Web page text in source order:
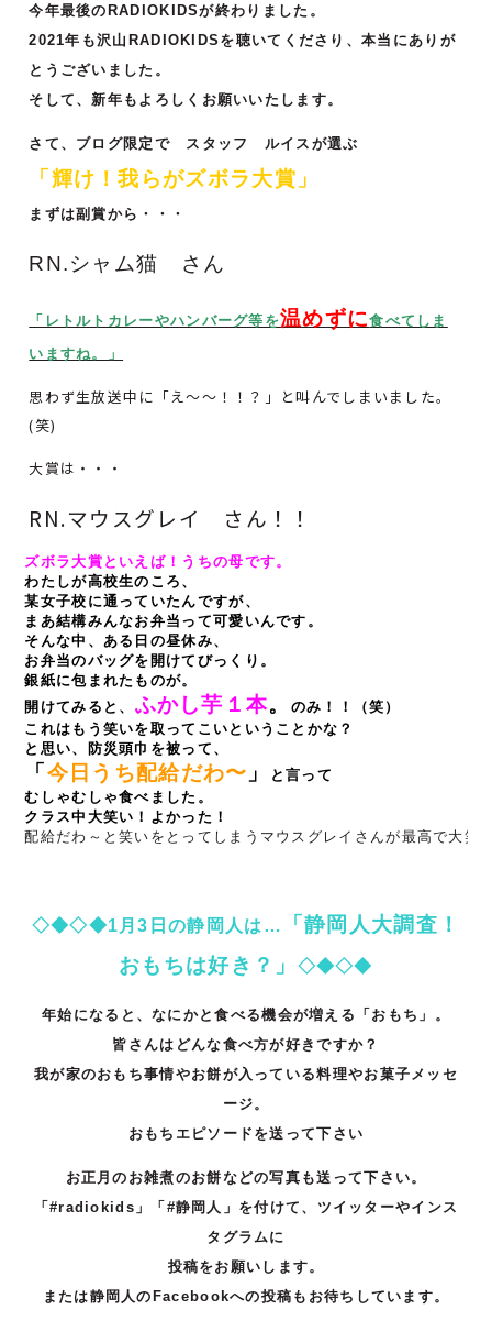
今年最後のRADIOKIDSが終わりました。
2021年も沢山RADIOKIDSを聴いてくださり、本当にありが
とうございました。
そして、新年もよろしくお願いいたします。
さて、ブログ限定で スタッフ ルイスが選ぶ
「輝け！我らがズボラ大賞」
まずは副賞から・・・
RN.シャム猫 さん
「レトルトカレーやハンバーグ等を温めずに食べてしま
いますね。」
思わず生放送中に「え～～！！？」と叫んでしまいました。
(笑)
大賞は・・・
RN.マウスグレイ さん！！
ズボラ大賞といえば！うちの母です。
わたしが高校生のころ、
某女子校に通っていたんですが、
まあ結構みんなお弁当って可愛いんです。
そんな中、ある日の昼休み、
お弁当のバッグを開けてびっくり。
銀紙に包まれたものが。
開けてみると、 ふかし芋１本。
のみ！！（笑）
これはもう笑いを取ってこいということかな？
と思い、防災頭巾を被って、
「 今日うち配給だわ〜 」
と言って
クラス中大笑い！よかった！
配給だわ～と笑いをとってしまうマウスグレイさんが最高で大笑
◇◆◇◆1月3日の静岡人は…
「静岡人大調査！
おもちは好き？」
◇◆◇◆
年始になると、なにかと食べる機会が増える「おもち」。
皆さんはどんな食べ方が好きですか？
我が家のおもち事情やお餅が入っている料理やお菓子メッセ
ージ。
おもちエピソードを送って下さい
お正月のお雑煮のお餅などの写真も送って下さい。
「#radiokids」「#静岡人」を付けて、ツイッターやインス
タグラムに
投稿をお願いします。
または静岡人のFacebookへの投稿もお待ちしています。